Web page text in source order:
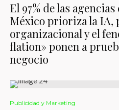
El 97% de las
México prioriza la IA,
organizacional y el
flation» ponen a
negocio
Publicidad y Marketing